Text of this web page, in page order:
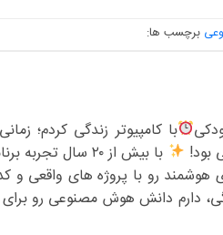
برچسب ها:
با کامپیوتر زندگی کردم؛
بود!
با بیش از ۲۰ سال
هوشمند رو با پروژه های واقعی و
دارم دانش هوش مصنوعی رو